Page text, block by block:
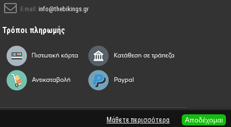
E-mail: info@thebikings.gr
Τρόποι πληρωμής
Μάθετε περισσότερα Αποδέχομαι